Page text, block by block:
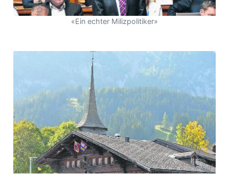
«Ein echter Milizpolitiker»